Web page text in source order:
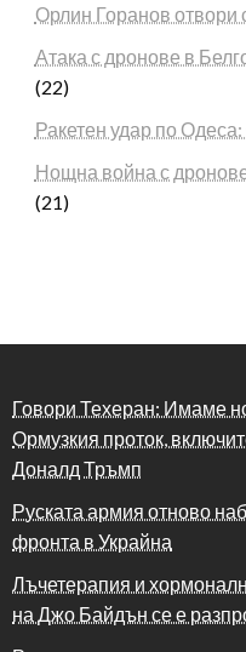
Орлин Горанов отвори
Атака с дронове в
(22)
Ракетен удар по
Нощна война с
(21)
Говори Техеран: Имаме
Ормузкия проток,
Доналд Тръмп
Руската армия отново
фронта в Украйна
Лъчетерапия и
на Джо Байдън се е